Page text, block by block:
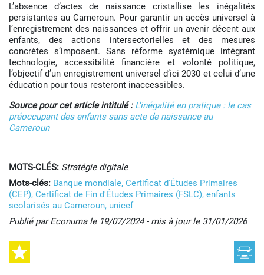
L’absence d’actes de naissance cristallise les inégalités
persistantes au Cameroun. Pour garantir un accès universel à
l’enregistrement des naissances et offrir un avenir décent aux
enfants, des actions intersectorielles et des mesures
concrètes s’imposent. Sans réforme systémique intégrant
technologie, accessibilité financière et volonté politique,
l’objectif d’un enregistrement universel d’ici 2030 et celui d’une
éducation pour tous resteront inaccessibles.
Source pour cet article intitulé : L'inégalité en pratique : le cas
préoccupant des enfants sans acte de naissance au
Cameroun
MOTS-CLÉS: Stratégie digitale
Mots-clés: Banque mondiale, Certificat d'Études Primaires
(CEP), Certificat de Fin d'Études Primaires (FSLC), enfants
scolarisés au Cameroun, unicef
Publié par Econuma le 19/07/2024 - mis à jour le 31/01/2026